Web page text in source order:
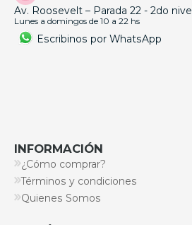
Av. Roosevelt – Parada 22 - 2do nivel
Lunes a domingos de 10 a 22 hs
Escribinos por WhatsApp
INFORMACIÓN
¿Cómo comprar?
Términos y condiciones
Quienes Somos